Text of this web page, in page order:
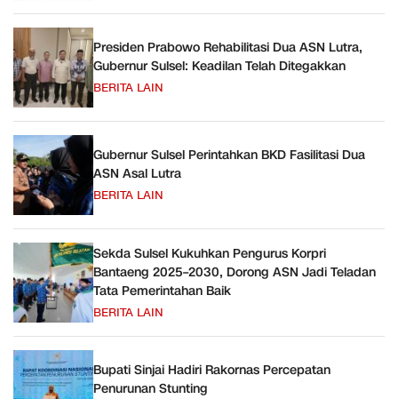
Presiden Prabowo Rehabilitasi Dua ASN Lutra,
Gubernur Sulsel: Keadilan Telah Ditegakkan
BERITA LAIN
Gubernur Sulsel Perintahkan BKD Fasilitasi Dua
ASN Asal Lutra
BERITA LAIN
Sekda Sulsel Kukuhkan Pengurus Korpri
Bantaeng 2025–2030, Dorong ASN Jadi Teladan
Tata Pemerintahan Baik
BERITA LAIN
Bupati Sinjai Hadiri Rakornas Percepatan
Penurunan Stunting